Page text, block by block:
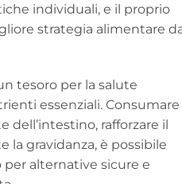
individuali, e il proprio
strategia alimentare
tesoro per la salute
essenziali. Consumare
rafforzare il
la gravidanza, è possibile
per alternative sicure e